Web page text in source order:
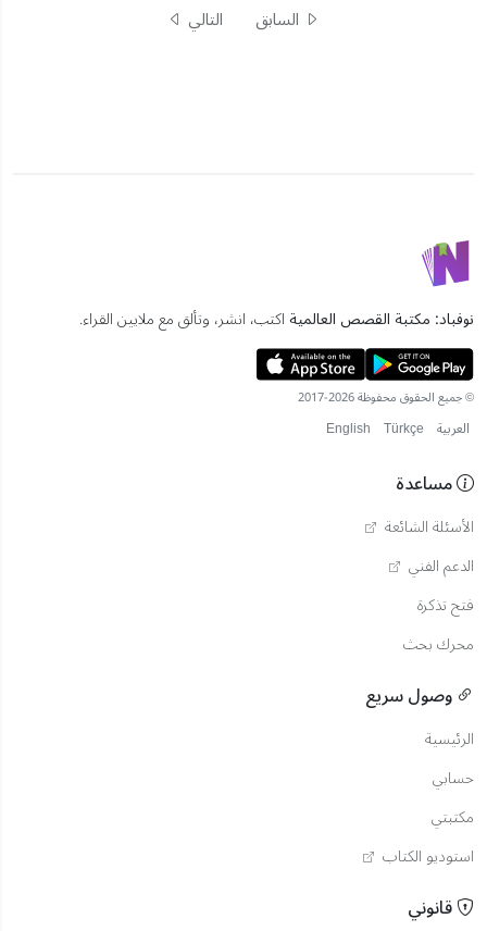
السابق التالي
نوفباد: مكتبة القصص العالمية اكتب، انشر، وتألق مع ملايين القراء.
© جميع الحقوق محفوظة 2026-2017
العربية English Türkçe
مساعدة
الأسئلة الشائعة
الدعم الفني
فتح تذكرة
محرك بحث
وصول سريع
الرئيسية
حسابي
مكتبتي
استوديو الكتاب
قانوني